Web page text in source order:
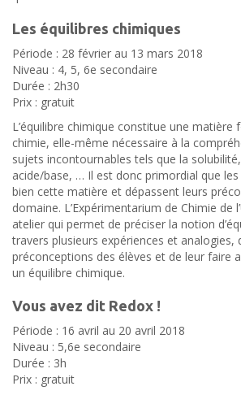
Les équilibres chimiques
Période : 28 février au 13 mars 2018
Niveau : 4, 5, 6e secondaire
Durée : 2h30
Prix : gratuit
L’équilibre chimique constitue une matière
chimie, elle-même nécessaire à la
sujets incontournables tels que la
acide/base, … Il est donc primordial que
bien cette matière et dépassent leurs
domaine. L’Expérimentarium de Chimie de
atelier qui permet de préciser la notion
travers plusieurs expériences et analogies,
préconceptions des élèves et de leur faire
un équilibre chimique.
Vous avez dit Redox !
Période : 16 avril au 20 avril 2018
Niveau : 5,6e secondaire
Durée : 3h
Prix : gratuit